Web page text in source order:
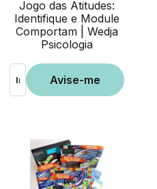
Jogo das Atitudes:
Identifique e Module
Comportam | Wedja
Psicologia